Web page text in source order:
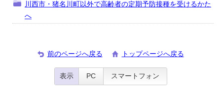
川西市・猪名川町以外で高齢者の定期予防接種を受けるかた
へ
前のページへ戻る トップページへ戻る
表示 PC スマートフォン